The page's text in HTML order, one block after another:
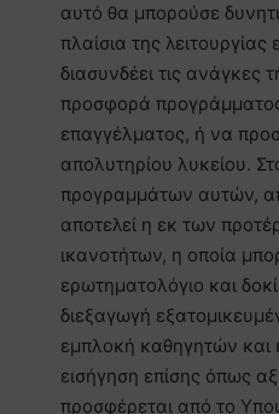
αυτό θα μπορούσε
πλαίσια της
διασυνδέει τις ανάγκες
προσφορά
επαγγέλματος, ή να
απολυτηρίου λυκείου.
προγραμμάτων αυτών,
αποτελεί η εκ των
ικανοτήτων, η οποία
ερωτηματολόγιο και
διεξαγωγή
εμπλοκή καθηγητών και
εισήγηση επίσης όπως
προσφέρεται από το